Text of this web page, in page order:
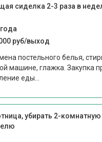
сиделка 2-3 раза в
руб/выход
постельного белья,
машине, глажка. Закупка
еды...
убирать 2-комнатную